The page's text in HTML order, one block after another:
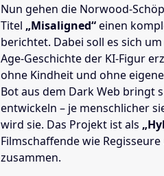
Nun gehen die Norwood-
Titel „Misaligned“einen
berichtet. Dabei soll es sich
Age-Geschichte der KI-Figur
ohne Kindheit und ohne
Bot aus dem Dark Web bringt
entwickeln – je menschlicher
wird sie. Das Projekt ist als
Filmschaffende wie
zusammen.